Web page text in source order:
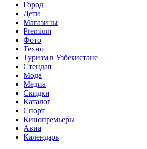
Город
Дети
Магазины
Premium
Фото
Техно
Туризм в Узбекистане
Стендап
Мода
Медиа
Скидки
Каталог
Спорт
Кинопремьеры
Авиа
Календарь